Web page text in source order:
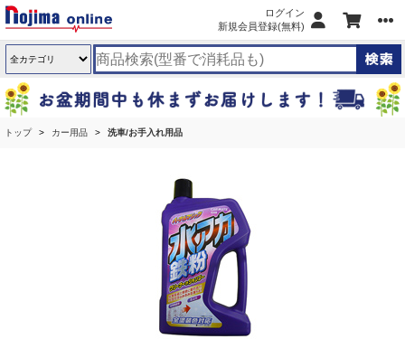
ログイン
新規会員登録(無料)
トップ カー用品 洗車/お手入れ用品